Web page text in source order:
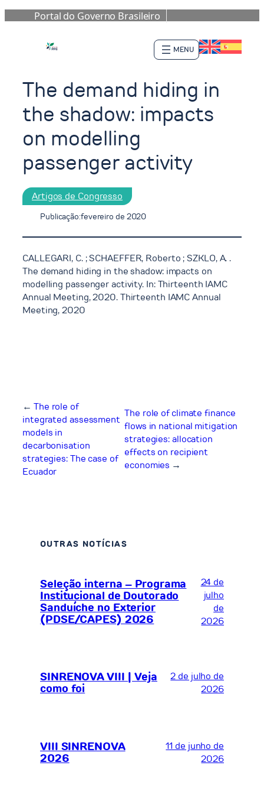
Portal do Governo Brasileiro
para
o
The demand hiding in
the shadow: impacts
on modelling
passenger activity
Artigos de Congresso
Publicação:fevereiro de 2020
CALLEGARI, C. ; SCHAEFFER, Roberto ; SZKLO, A. .
The demand hiding in the shadow: impacts on
modelling passenger activity. In: Thirteenth IAMC
Annual Meeting, 2020. Thirteenth IAMC Annual
Meeting, 2020
← The role of
integrated assessment
models in
decarbonisation
strategies: The case of
Ecuador
The role of climate finance
flows in national mitigation
strategies: allocation
effects on recipient
economies →
OUTRAS NOTÍCIAS
Seleção interna – Programa
Institucional de Doutorado
Sanduíche no Exterior
(PDSE/CAPES) 2026
24 de
julho
de
2026
SINRENOVA VIII | Veja
como foi
2 de julho de
2026
VIII SINRENOVA
2026
11 de junho de
2026